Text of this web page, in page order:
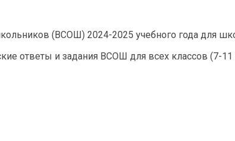
(ВСОШ) 2024-2025 учебного года для
ответы и задания ВСОШ для всех классов (7-11